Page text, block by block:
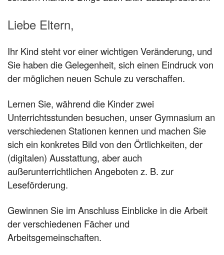
Liebe Eltern,
Ihr Kind steht vor einer wichtigen Veränderung, und
Sie haben die Gelegenheit, sich einen Eindruck von
der möglichen neuen Schule zu verschaffen.
Lernen Sie, während die Kinder zwei
Unterrichtsstunden besuchen, unser Gymnasium an
verschiedenen Stationen kennen und machen Sie
sich ein konkretes Bild von den Örtlichkeiten, der
(digitalen) Ausstattung, aber auch
außerunterrichtlichen Angeboten z. B. zur
Leseförderung.
Gewinnen Sie im Anschluss Einblicke in die Arbeit
der verschiedenen Fächer und
Arbeitsgemeinschaften.